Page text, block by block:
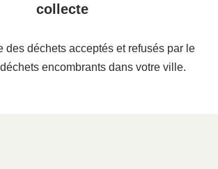
collecte
des déchets acceptés et refusés par le
encombrants dans votre ville.